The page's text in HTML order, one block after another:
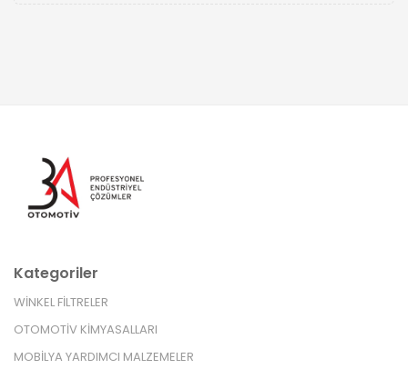
Kategoriler
WİNKEL FİLTRELER
OTOMOTİV KİMYASALLARI
MOBİLYA YARDIMCI MALZEMELER